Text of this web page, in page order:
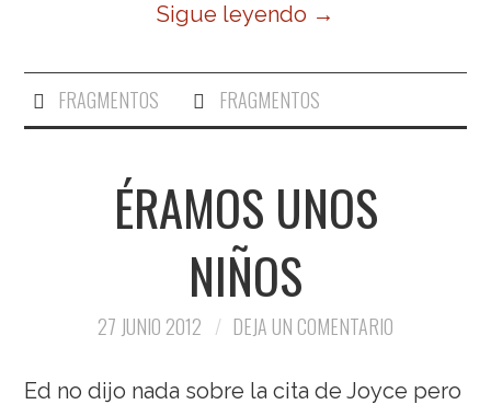
Sigue leyendo →
FRAGMENTOS FRAGMENTOS
ÉRAMOS UNOS
NIÑOS
27 JUNIO 2012 DEJA UN COMENTARIO
Ed no dijo nada sobre la cita de Joyce pero